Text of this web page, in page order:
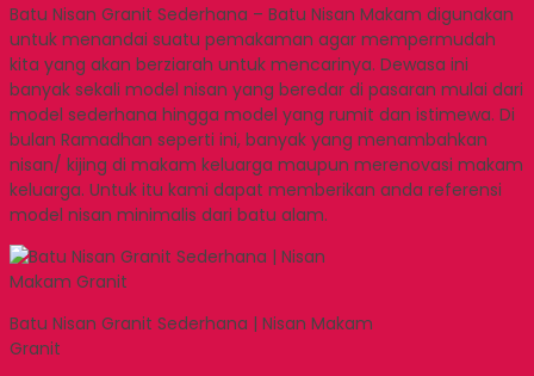
Batu Nisan Granit Sederhana – Batu Nisan Makam digunakan
untuk menandai suatu pemakaman agar mempermudah
kita yang akan berziarah untuk mencarinya. Dewasa ini
banyak sekali model nisan yang beredar di pasaran mulai dari
model sederhana hingga model yang rumit dan istimewa. Di
bulan Ramadhan seperti ini, banyak yang menambahkan
nisan/ kijing di makam keluarga maupun merenovasi makam
keluarga. Untuk itu kami dapat memberikan anda referensi
model nisan minimalis dari batu alam.
Batu Nisan Granit Sederhana | Nisan Makam
Granit